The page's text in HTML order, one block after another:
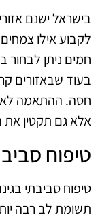
בישראל ישנם
לקבוע אילו
חמים ניתן לבחור
בעוד שבאזורים
חסה. ההתאמה
אלא גם תקטין את
טיפוח
טיפוח סביבתי
תשומת לב רבה